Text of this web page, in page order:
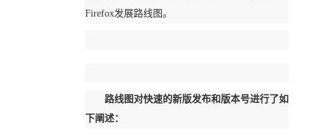
Firefox发展路线图。
路线图对快速的新版发布和版本号进行了如
下阐述：